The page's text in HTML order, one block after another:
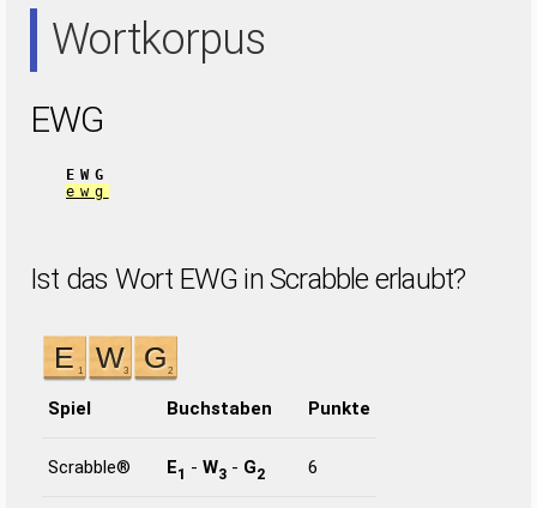
Wortkorpus
EWG
EWG
ewg
Ist das Wort EWG in Scrabble erlaubt?
Spiel Buchstaben Punkte
Scrabble® E1 - W3 - G2 6